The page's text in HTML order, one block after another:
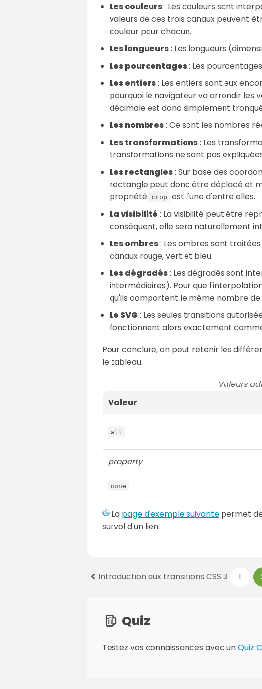
Les couleurs: Les couleurs sont
valeurs de ces trois canaux peuvent
couleur pour chacun.
Les longueurs: Les longueurs
Les pourcentages: Les
Les entiers: Les entiers sont eux
pourquoi le navigateur va arrondir les
décimale est donc simplement
Les nombres: Ce sont les nombres
Les transformations: Les
transformations ne sont pas
Les rectangles: Sur base des
rectangle peut donc être déplacé et
propriété
crop
est l'une d'entre elles.
La visibilité : La visibilité peut être
conséquent, elle sera naturellement
Les ombres: Les ombres sont
canaux rouge, vert et bleu.
Les dégradés: Les dégradés sont
intermédiaires). Pour que
qu'ils comportent le même nombre de
Le SVG : Les seules transitions
fonctionnent alors exactement
Pour conclure, on peut retenir les
le tableau.
Valeurs
Valeur
all
property
none
La page d'exemple suivante permet
survol d'un lien.
Introduction aux transitions CSS 3 1
Quiz
Testez vos connaissances avec unQuiz